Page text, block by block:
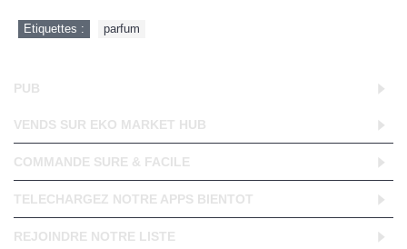
Etiquettes : parfum
PUB
VENDS SUR EKO MARKET HUB
COMMANDE SURE & FACILE
TELECHARGEZ NOTRE APPS BIENTOT
REJOINDRE NOTRE LISTE